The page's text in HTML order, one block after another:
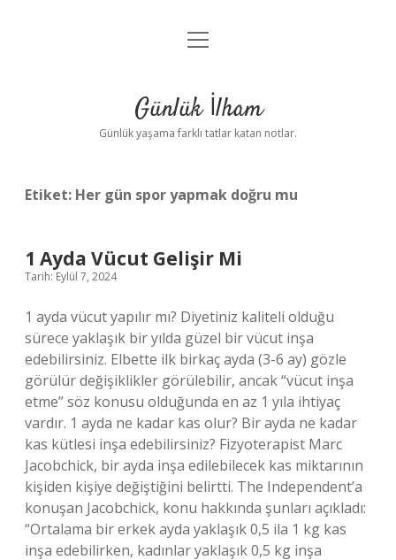
Anasayfa
Yasal Uyarı
menüyü
Günlük İlham
Günlük yaşama farklı tatlar katan notlar.
Etiket: Her gün spor yapmak doğru mu
1 Ayda Vücut Gelişir Mi
Tarih: Eylül 7, 2024
1 ayda vücut yapılır mı? Diyetiniz kaliteli olduğu
sürece yaklaşık bir yılda güzel bir vücut inşa
edebilirsiniz. Elbette ilk birkaç ayda (3-6 ay) gözle
görülür değişiklikler görülebilir, ancak “vücut inşa
etme” söz konusu olduğunda en az 1 yıla ihtiyaç
vardır. 1 ayda ne kadar kas olur? Bir ayda ne kadar
kas kütlesi inşa edebilirsiniz? Fizyoterapist Marc
Jacobchick, bir ayda inşa edilebilecek kas miktarının
kişiden kişiye değiştiğini belirtti. The Independent’a
konuşan Jacobchick, konu hakkında şunları açıkladı:
“Ortalama bir erkek ayda yaklaşık 0,5 ila 1 kg kas
inşa edebilirken, kadınlar yaklaşık 0,5 kg inşa